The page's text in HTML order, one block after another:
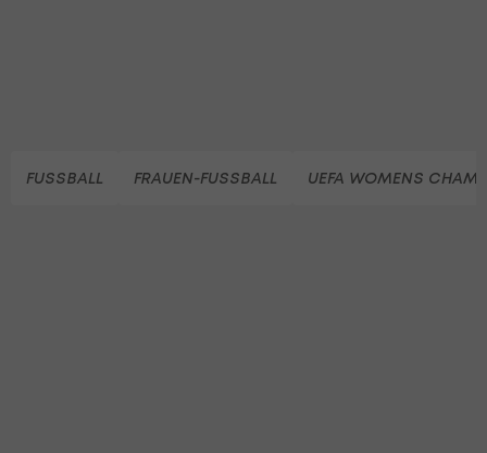
FUSSBALL FRAUEN-FUSSBALL UEFA WOMENS